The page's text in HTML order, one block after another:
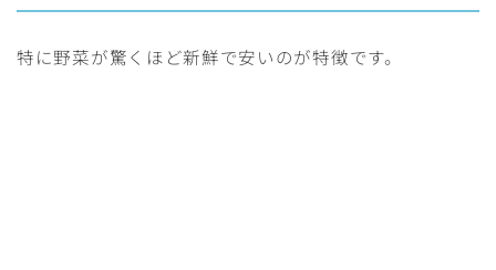
特に野菜が驚くほど新鮮で安いのが特徴です。